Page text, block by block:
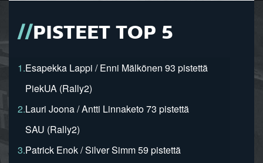
PISTEET TOP 5
1.Esapekka Lappi / Enni Mälkönen 93 pistettä
PiekUA (Rally2)
2.Lauri Joona / Antti Linnaketo 73 pistettä
SAU (Rally2)
3.Patrick Enok / Silver Simm 59 pistettä